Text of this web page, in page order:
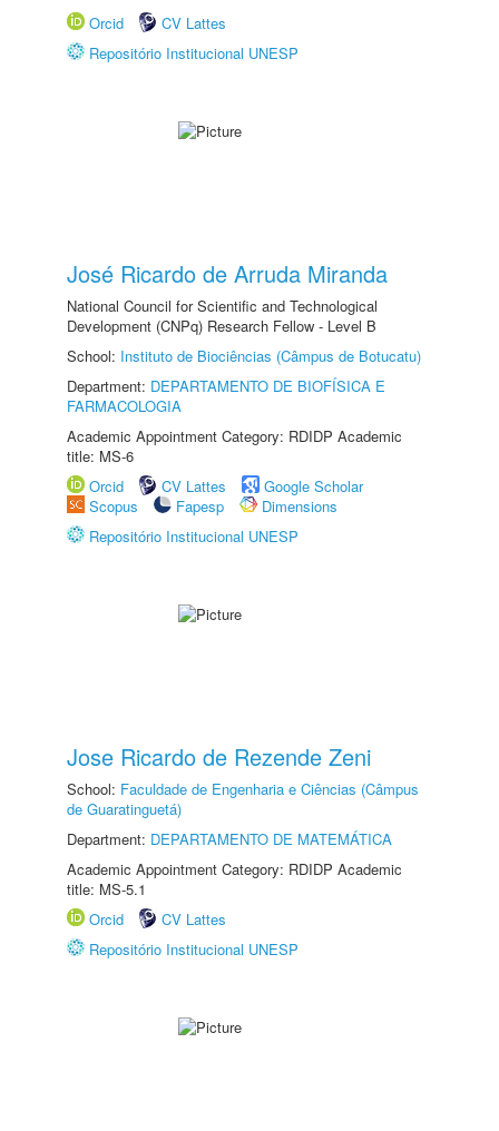
Orcid
CV Lattes
Repositório Institucional UNESP
José Ricardo de Arruda Miranda
National Council for Scientific and Technological
Development (CNPq) Research Fellow - Level B
School: Instituto de Biociências (Câmpus de Botucatu)
Department: DEPARTAMENTO DE BIOFÍSICA E
FARMACOLOGIA
Academic Appointment Category: RDIDP Academic
title: MS-6
Orcid
CV Lattes
Google Scholar
Scopus
Fapesp
Dimensions
Repositório Institucional UNESP
Jose Ricardo de Rezende Zeni
School: Faculdade de Engenharia e Ciências (Câmpus
de Guaratinguetá)
Department: DEPARTAMENTO DE MATEMÁTICA
Academic Appointment Category: RDIDP Academic
title: MS-5.1
Orcid
CV Lattes
Repositório Institucional UNESP